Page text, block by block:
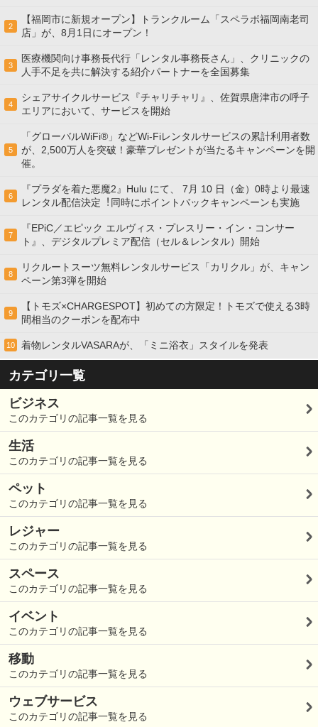
2
【福岡市に新規オープン】トランクルーム「スペラボ福岡南老司
店」が、8月1日にオープン！
3
医療機関向け事務長代行「レンタル事務長さん」、クリニックの
人手不足を共に解決する紹介パートナーを全国募集
4
シェアサイクルサービス『チャリチャリ』、佐賀県唐津市の呼子
エリアにおいて、サービスを開始
5
「グローバルWiFi®」などWi-Fiレンタルサービスの累計利用者数
が、2,500万人を突破！豪華プレゼントが当たるキャンペーンを開
催。
6
『プラダを着た悪魔2』Hulu にて、 7⽉ 10 ⽇（金）0時より最速
レンタル配信決定︕同時にポイントバックキャンペーンも実施
7
『EPiC／エピック エルヴィス・プレスリー・イン・コンサー
ト』、デジタルプレミア配信（セル＆レンタル）開始
8
リクルートスーツ無料レンタルサービス「カリクル」が、キャン
ペーン第3弾を開始
9
【トモズ×CHARGESPOT】初めての方限定！トモズで使える3時
間相当のクーポンを配布中
10 着物レンタルVASARAが、「ミニ浴衣」スタイルを発表
カテゴリ一覧
ビジネス
このカテゴリの記事一覧を見る
生活
このカテゴリの記事一覧を見る
ペット
このカテゴリの記事一覧を見る
レジャー
このカテゴリの記事一覧を見る
スペース
このカテゴリの記事一覧を見る
イベント
このカテゴリの記事一覧を見る
移動
このカテゴリの記事一覧を見る
ウェブサービス
このカテゴリの記事一覧を見る